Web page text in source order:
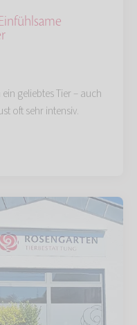
geliebtes Tier – auch
oft sehr intensiv.